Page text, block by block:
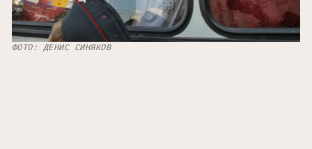
ФОТО: ДЕНИС СИНЯКОВ